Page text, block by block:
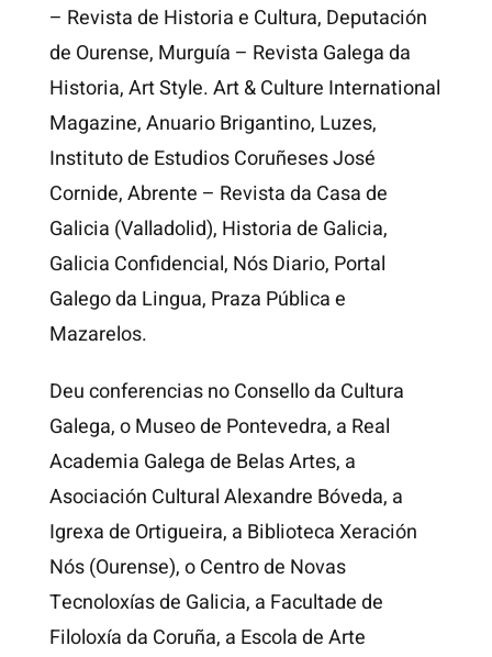
– Revista de Historia e Cultura, Deputación
de Ourense, Murguía – Revista Galega da
Historia, Art Style. Art & Culture International
Magazine, Anuario Brigantino, Luzes,
Instituto de Estudios Coruñeses José
Cornide, Abrente – Revista da Casa de
Galicia (Valladolid), Historia de Galicia,
Galicia Confidencial, Nós Diario, Portal
Galego da Lingua, Praza Pública e
Mazarelos.
Deu conferencias no Consello da Cultura
Galega, o Museo de Pontevedra, a Real
Academia Galega de Belas Artes, a
Asociación Cultural Alexandre Bóveda, a
Igrexa de Ortigueira, a Biblioteca Xeración
Nós (Ourense), o Centro de Novas
Tecnoloxías de Galicia, a Facultade de
Filoloxía da Coruña, a Escola de Arte